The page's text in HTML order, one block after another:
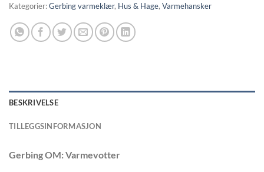
Kategorier:Gerbing varmeklær, Hus & Hage, Varmehansker
BESKRIVELSE
TILLEGGSINFORMASJON
Gerbing OM: Varmevotter